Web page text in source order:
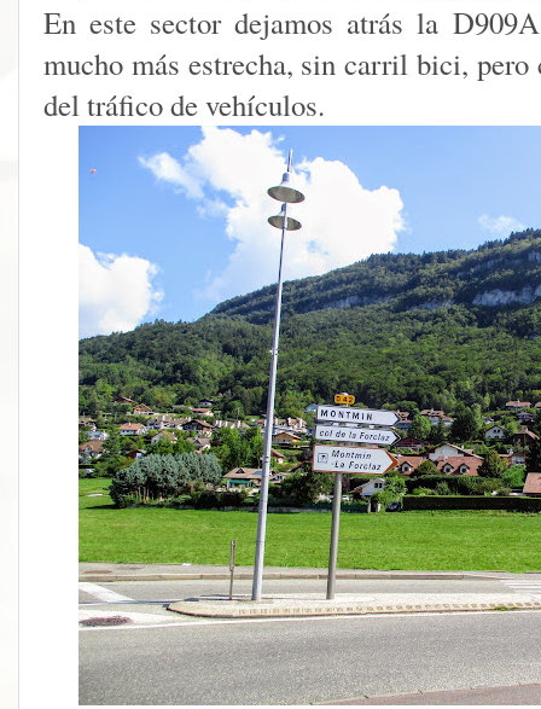
En este sector dejamos atrás la
mucho más estrecha, sin carril bici,
del tráfico de vehículos.